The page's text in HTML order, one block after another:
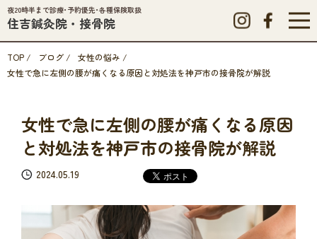
夜20時半まで診療･予約優先･各種保険取扱
住吉鍼灸院・接骨院
TOP / ブログ / 女性の悩み /
女性で急に左側の腰が痛くなる原因と対処法を神戸市の接骨院が解説
女性で急に左側の腰が痛くなる原因
と対処法を神戸市の接骨院が解説
2024.05.19